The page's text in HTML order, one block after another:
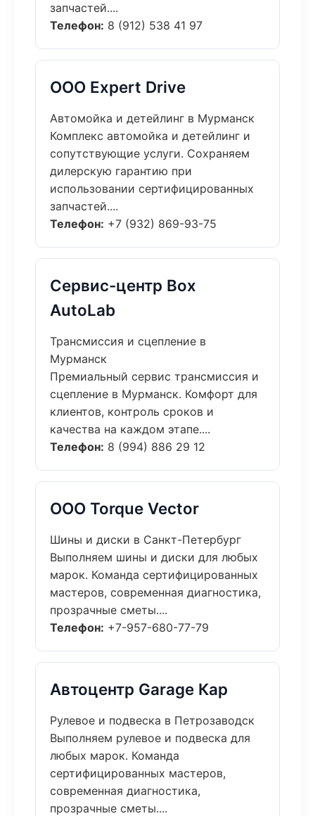
запчастей....
Телефон: 8 (912) 538 41 97
ООО Expert Drive
Автомойка и детейлинг в Мурманск
Комплекс автомойка и детейлинг и
сопутствующие услуги. Сохраняем
дилерскую гарантию при
использовании сертифицированных
запчастей....
Телефон: +7 (932) 869-93-75
Сервис-центр Box
AutoLab
Трансмиссия и сцепление в
Мурманск
Премиальный сервис трансмиссия и
сцепление в Мурманск. Комфорт для
клиентов, контроль сроков и
качества на каждом этапе....
Телефон: 8 (994) 886 29 12
ООО Torque Vector
Шины и диски в Санкт-Петербург
Выполняем шины и диски для любых
марок. Команда сертифицированных
мастеров, современная диагностика,
прозрачные сметы....
Телефон: +7-957-680-77-79
Автоцентр Garage Кар
Рулевое и подвеска в Петрозаводск
Выполняем рулевое и подвеска для
любых марок. Команда
сертифицированных мастеров,
современная диагностика,
прозрачные сметы....